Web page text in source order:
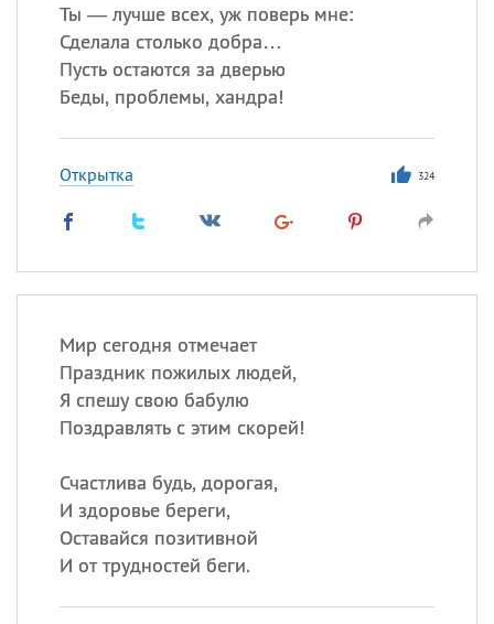
Ты — лучше всех, уж поверь мне:
Сделала столько добра…
Пусть остаются за дверью
Беды, проблемы, хандра!
Открытка 324
Мир сегодня отмечает
Праздник пожилых людей,
Я спешу свою бабулю
Поздравлять с этим скорей!
Счастлива будь, дорогая,
И здоровье береги,
Оставайся позитивной
И от трудностей беги.